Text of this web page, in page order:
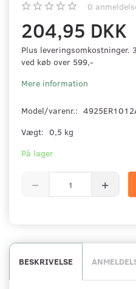
0
204,95 DKK
Plus
ved køb over 599,-
Mere information
Model/varenr.:
Vægt: 0,5 kg
På lager
BESKRIVELSE